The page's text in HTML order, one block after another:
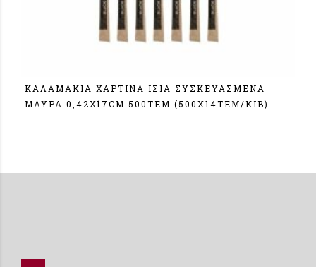
ΚΑΛΑΜΑΚΙΑ ΧΑΡΤΙΝΑ ΙΣΙΑ ΣΥΣΚΕΥΑΣΜΕΝΑ
ΜΑΥΡΑ 0,42Χ17CM 500TEM (500X14TEM/KIB)